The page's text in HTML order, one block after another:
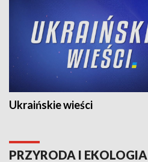
Ukraińskie wieści
PRZYRODA I EKOLOGIA